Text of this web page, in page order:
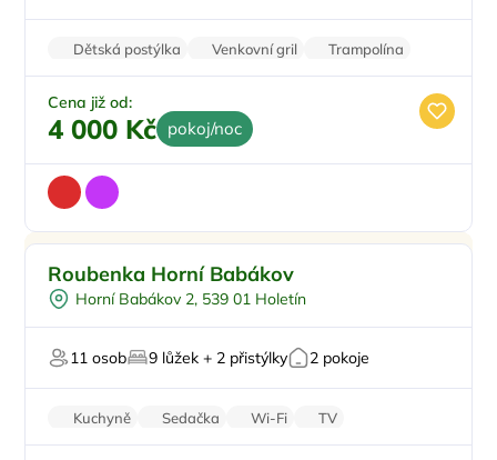
Dětská postýlka Venkovní gril
Trampolína
Wi-Fi
Klimatizace
Cena již od:
4 000 Kč pokoj/noc
Venkovní bazén
Na samotě
U lesa
Roubenka Horní Babákov
Horní Babákov 2, 539 01 Holetín
11 osob 9 lůžek + 2 přistýlky 2 pokoje
Kuchyně Sedačka Wi-Fi
TV
Zvířata povolena